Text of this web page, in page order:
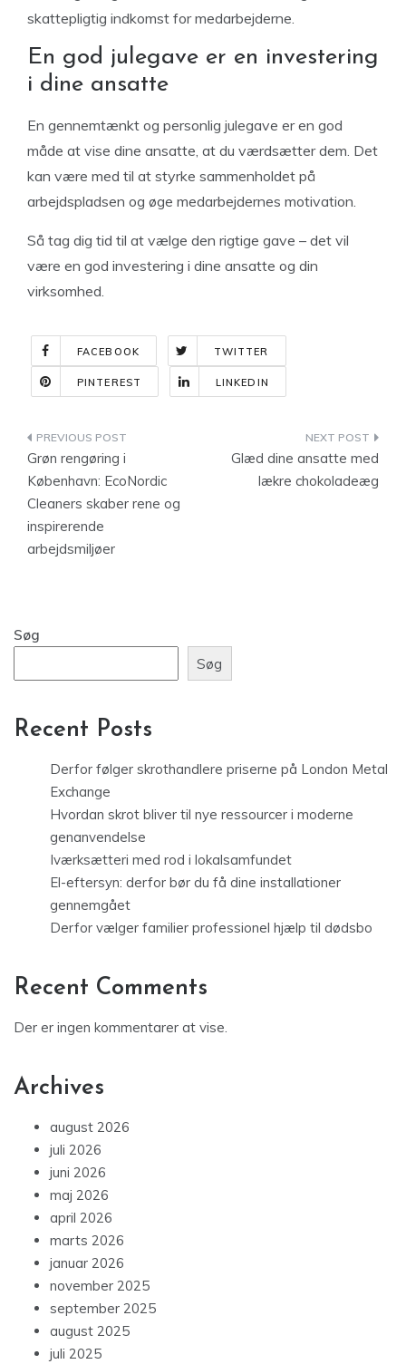
skattepligtig indkomst for medarbejderne.
En god julegave er en investering
i dine ansatte
En gennemtænkt og personlig julegave er en god
måde at vise dine ansatte, at du værdsætter dem. Det
kan være med til at styrke sammenholdet på
arbejdspladsen og øge medarbejdernes motivation.
Så tag dig tid til at vælge den rigtige gave – det vil
være en god investering i dine ansatte og din
virksomhed.
FACEBOOK TWITTER
PINTEREST LINKEDIN
Indlægsnavigation
Grøn rengøring i
København: EcoNordic
Cleaners skaber rene og
inspirerende
arbejdsmiljøer
Glæd dine ansatte med
lækre chokoladeæg
Søg
Søg
Recent Posts
Derfor følger skrothandlere priserne på London Metal
Exchange
Hvordan skrot bliver til nye ressourcer i moderne
genanvendelse
Iværksætteri med rod i lokalsamfundet
El-eftersyn: derfor bør du få dine installationer
gennemgået
Derfor vælger familier professionel hjælp til dødsbo
Recent Comments
Der er ingen kommentarer at vise.
Archives
august 2026
juli 2026
juni 2026
maj 2026
april 2026
marts 2026
januar 2026
november 2025
september 2025
august 2025
juli 2025